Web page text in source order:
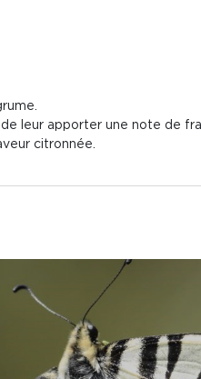
leur apporter une note de
citronnée.